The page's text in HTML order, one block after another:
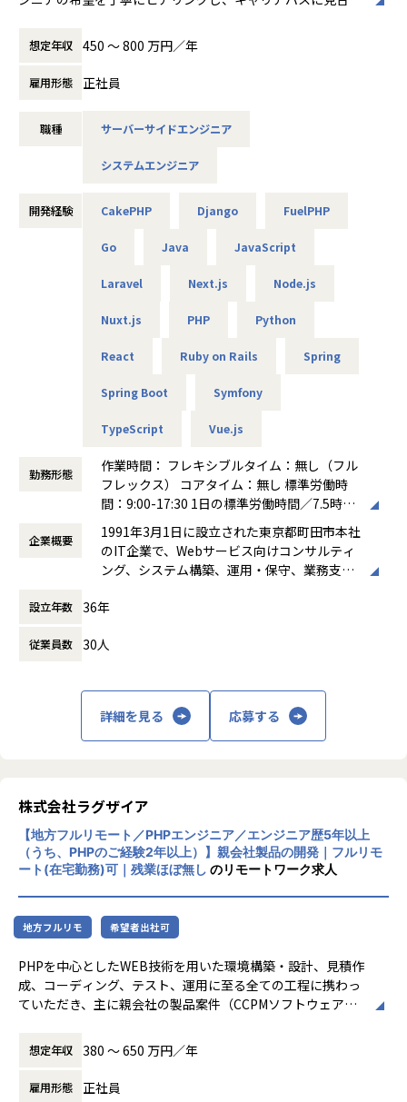
【業務の変更の範囲】
会社の規定に準ずる
※これらの経験が積めるため、アスペアからの転職者は事業
▼本ポジションの特徴
■Webアプリ開発（Ruby, Go, PHP, Java等）
挟まない）が7割以上で上流の経験も可。
ービス開発の現場に参画しています。
pt等のモダン環境も豊富。営業が希望を丁寧にヒアリング
希望を最優先にアサインします。
＜キャリアチェンジ事例＞
oC向けのWebサービス開発にキャリアチェンジ
・フロントエンド経験がメインのエンジニアがバックエンド
JavaからGo、PHPからフロントへの挑戦など、未経験の言
語や領域への転向を歓迎。希望の案件を自身で選べるため、
理想の将来像に合わせたスキル獲得が可能です。また、標準
労働時間7.5時間でみなし残業もありません。全額支給される
残業代など、透明性の高い環境にてスキルアップと私生活の
両立を高いレベルで叶えることができます。技術を磨き続け
たい方に最適です。
自社開発企業のプロパーのエンジニアと同じ役割を任せて頂
・弊社のエンジニアが、エンド企業の5名のエンジニアをま
とめるテックリードを参画
・プロダクトの立ち上げフェーズ（0→1）にて技術選定より
担当
※これらの経験が積めるため、アスペアからの転職者は事業
会社への転職がほとんどです。
■その他 開発実績
01
PHP（Laravel）から
Go・Pythonへのリプレイス
高級リゾートの宿泊予約を行う
Java（SpringBoot、Java17）、Vue.js、
想定年収 450 〜 800 万円／年
雇用形態 正社員
職種 サーバーサイドエンジニア
システムエンジニア
開発経験 CakePHP Django FuelPHP
Go Java JavaScript
Laravel Next.js Node.js
Nuxt.js PHP Python
React Ruby on Rails Spring
Spring Boot Symfony
TypeScript Vue.js
勤務形態
作業時間： フレキシブルタイム：無し（フル
フレックス） コアタイム：無し 標準労働時
間：9:00-17:30 1日の標準労働時間／7.5時間
働き方：
フルフレックス制
時間外労働の有無： 有（月平均0時間～20時
間）
休憩時間： 60分
企業概要
1991年3月1日に設立された東京都町田市本社
のIT企業で、Webサービス向けコンサルティ
ング、システム構築、運用・保守、業務支援
発、試験、システム移行、AWS を中心とした
く対応し、auコマース＆ライフ、KDDI、楽
き方を重視し、リモートワークやフレックス
制度など健康経営への積極的な取り組みも特
徴です。
設立年数 36年
従業員数 30人
詳細を見る 応募する
株式会社ラグザイア
【地方フルリモート／PHPエンジニア／エンジニア歴5年以上
（うち、PHPのご経験2年以上）】親会社製品の開発｜フルリモ
ート(在宅勤務)可｜残業ほぼ無し のリモートワーク求人
地方フルリモ 希望者出社可
PHPを中心としたWEB技術を用いた環境構築・設計、見積作
成、コーディング、テスト、運用に至る全ての工程に携わっ
ていただき、主に親会社の製品案件（CCPMソフトウェアな
【事業内容】
想定年収 380 〜 650 万円／年
雇用形態 正社員